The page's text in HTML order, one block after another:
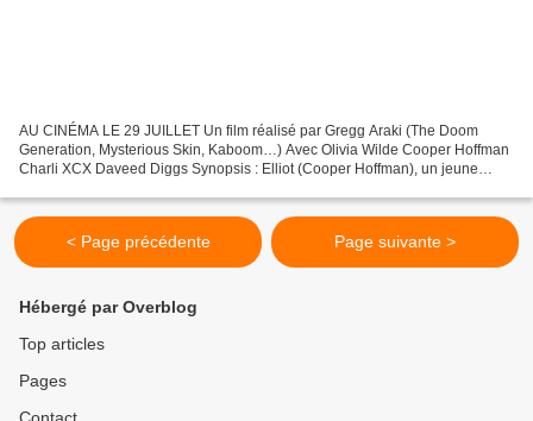
AU CINÉMA LE 29 JUILLET Un film réalisé par Gregg Araki (The Doom
Generation, Mysterious Skin, Kaboom…) Avec Olivia Wilde Cooper Hoffman
Charli XCX Daveed Diggs Synopsis : Elliot (Cooper Hoffman), un jeune
< Page précédente Page suivante >
Hébergé par Overblog
Top articles
Pages